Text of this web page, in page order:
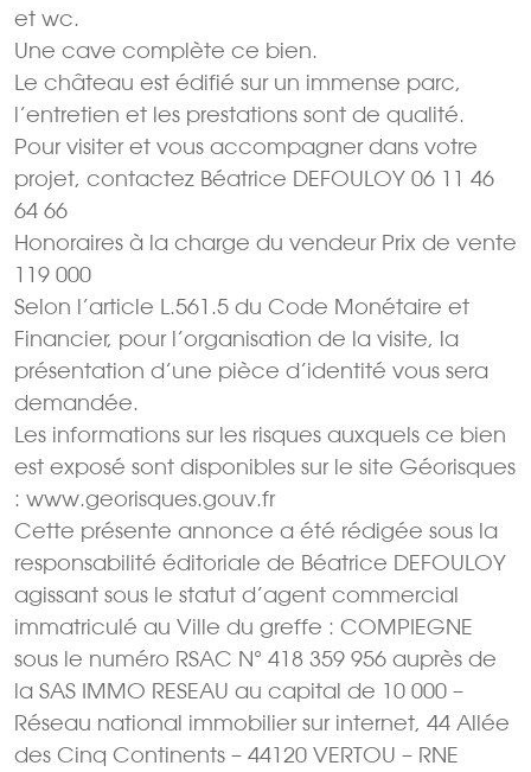
et wc.
Une cave complète ce bien.
Le château est édifié sur un immense parc,
l’entretien et les prestations sont de qualité.
Pour visiter et vous accompagner dans votre
projet, contactez Béatrice DEFOULOY 06 11 46
64 66
Honoraires à la charge du vendeur Prix de vente
119 000 
Selon l’article L.561.5 du Code Monétaire et
Financier, pour l’organisation de la visite, la
présentation d’une pièce d’identité vous sera
demandée.
Les informations sur les risques auxquels ce bien
est exposé sont disponibles sur le site Géorisques
: www.georisques.gouv.fr
Cette présente annonce a été rédigée sous la
responsabilité éditoriale de Béatrice DEFOULOY
agissant sous le statut d’agent commercial
immatriculé au Ville du greffe : COMPIEGNE
sous le numéro RSAC N° 418 359 956 auprès de
la SAS IMMO RESEAU au capital de 10 000 –
Réseau national immobilier sur internet, 44 Allée
des Cinq Continents – 44120 VERTOU – RNE